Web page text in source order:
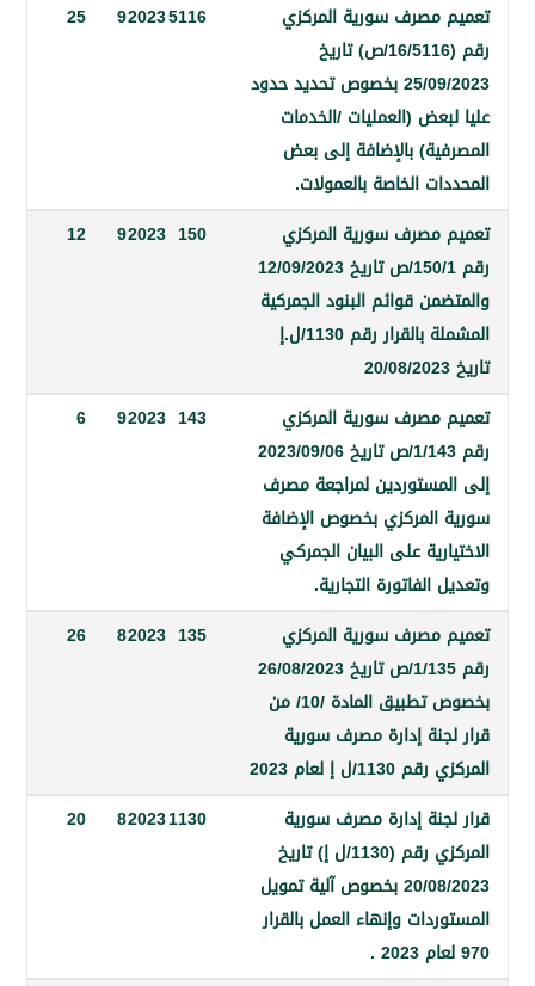
سورية المركزي
رقم (16/5116/ص) تاريخ
25/09/2023 بخصوص تحديد حدود
(العمليات /الخدمات
بالإضافة إلى بعض
الخاصة بالعمولات.
5116
25
سورية المركزي
رقم 150/1/ص تاريخ 12/09/2023
قوائم البنود الجمركية
المشملة بالقرار رقم 1130/ل.إ
150
12
سورية المركزي
رقم 1/143/ص تاريخ 2023/09/06
لمراجعة مصرف
بخصوص الإضافة
على البيان الجمركي
التجارية.
143
6
سورية المركزي
رقم 1/135/ص تاريخ 26/08/2023
بخصوص تطبيق المادة /10/ من
إدارة مصرف سورية
ل إ لعام 2023
135
26
إدارة مصرف سورية
المركزي رقم (1130/ل إ) تاريخ
20/08/2023 بخصوص آلية تمويل
وإنهاء العمل بالقرار
1130
20